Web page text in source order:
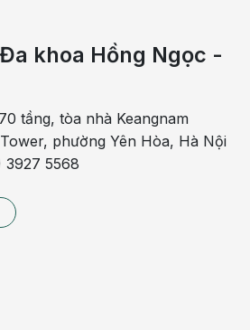
khoa Hồng Ngọc -
tầng, tòa nhà Keangnam
phường Yên Hòa, Hà Nội
5568